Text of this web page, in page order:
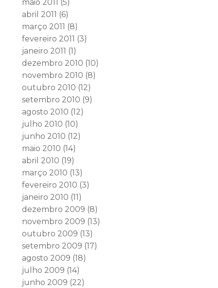
maio 2011
(5)
abril 2011 (6)
março 2011 (8)
fevereiro 2011 (3)
janeiro 2011 (1)
dezembro 2010 (10)
novembro 2010 (8)
outubro 2010 (12)
setembro 2010 (9)
agosto 2010 (12)
julho 2010 (10)
junho 2010 (12)
maio 2010 (14)
abril 2010 (19)
março 2010 (13)
fevereiro 2010 (3)
janeiro 2010 (11)
dezembro 2009 (8)
novembro 2009 (13)
outubro 2009 (13)
setembro 2009 (17)
agosto 2009 (18)
julho 2009 (14)
junho 2009 (22)